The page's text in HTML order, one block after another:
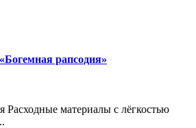
рапсодия»
Расходные материалы с лёгкостью